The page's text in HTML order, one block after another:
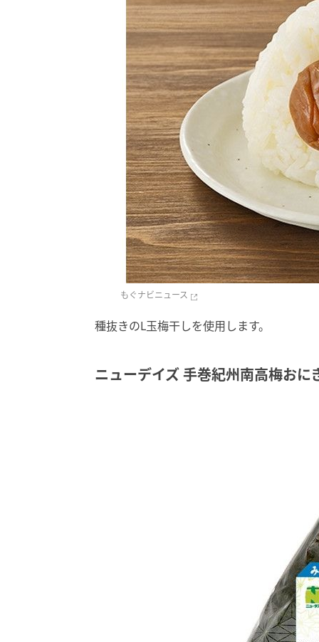
もぐナビニュース
種抜きのL玉梅干しを使用します。
ニューデイズ 手巻紀州南高梅おに